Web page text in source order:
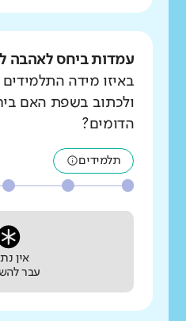
עמדות ביחס לאהבה
באיזו מידה
ולכתוב בשפת האם
הדומים?
תלמידים
אין
עבר